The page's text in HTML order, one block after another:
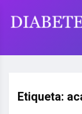
Etiqueta: